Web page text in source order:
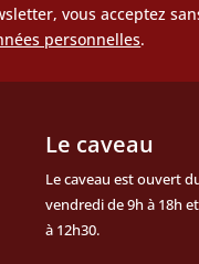
vous acceptez
personnelles.
Le caveau
Le caveau est ouvert
vendredi de 9h à 18h
à 12h30.